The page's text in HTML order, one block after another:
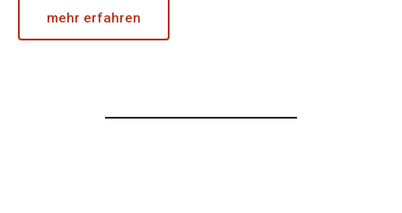
mehr erfahren